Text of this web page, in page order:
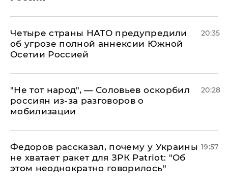
Четыре страны НАТО предупредили
об угрозе полной аннексии Южной
Осетии Россией
20:35
​"Не тот народ", — Соловьев оскорбил
россиян из-за разговоров о
мобилизации
20:28
Федоров рассказал, почему у Украины
не хватает ракет для ЗРК Patriot: "Об
этом неоднократно говорилось"
19:57